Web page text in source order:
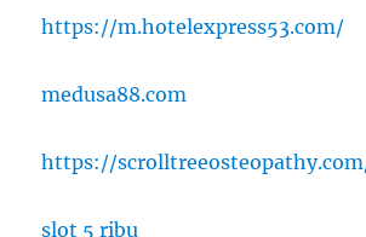
https://m.hotelexpress53.com/
medusa88.com
https://
slot 5 ribu